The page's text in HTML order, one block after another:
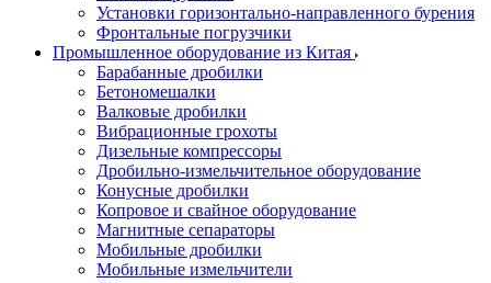
Установки горизонтально-направленного бурения
Фронтальные погрузчики
Промышленное оборудование из Китая
Барабанные дробилки
Бетономешалки
Валковые дробилки
Вибрационные грохоты
Дизельные компрессоры
Дробильно-измельчительное оборудование
Конусные дробилки
Копровое и свайное оборудование
Магнитные сепараторы
Мобильные дробилки
Мобильные измельчители